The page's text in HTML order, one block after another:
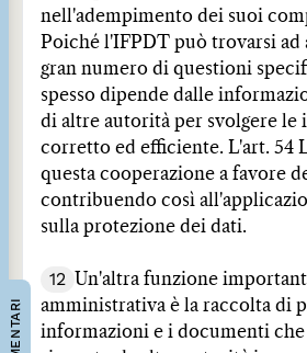
nell'adempimento dei suoi
Poiché l'IFPDT può trovarsi ad
gran numero di questioni
spesso dipende dalle
di altre autorità per svolgere le
corretto ed efficiente. L'art. 54
questa cooperazione a favore
contribuendo così
sulla protezione dei dati.
12
Un'altra funzione
amministrativa è la raccolta di
informazioni e i documenti che